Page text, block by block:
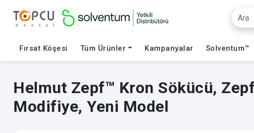
Fırsat Köşesi Tüm Ürünler Kampanyalar Solventum™
Helmut Zepf™ Kron Sökücü,
Modifiye, Yeni Model